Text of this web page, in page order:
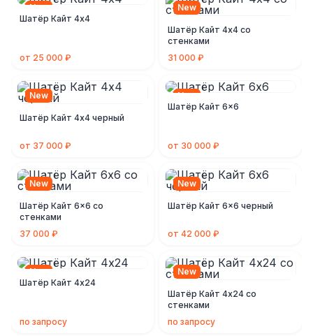
New
Шатёр Кайт 4х4
от 25 000 ₽
New
Шатёр Кайт 4х4 со
стенками
31 000 ₽
New
Шатёр Кайт 4х4 черный
от 37 000 ₽
New
Шатёр Кайт 6x6
от 30 000 ₽
New
Шатёр Кайт 6x6 со
стенками
37 000 ₽
New
Шатёр Кайт 6x6 черный
от 42 000 ₽
New
Шатёр Кайт 4х24
по запросу
New
Шатёр Кайт 4х24 со
стенками
по запросу